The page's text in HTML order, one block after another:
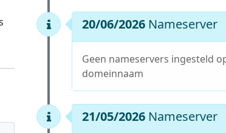
20/06/2026 Nameserver
Geen nameservers ingesteld
domeinnaam
21/05/2026 Nameserver